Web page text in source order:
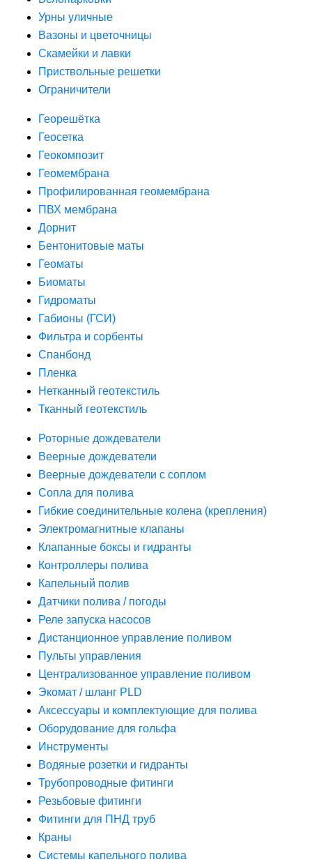
Урны уличные
Вазоны и цветочницы
Скамейки и лавки
Приствольные решетки
Ограничители
Георешётка
Геосетка
Геокомпозит
Геомембрана
Профилированная геомембрана
ПВХ мембрана
Дорнит
Бентонитовые маты
Геоматы
Биоматы
Гидроматы
Габионы (ГСИ)
Фильтра и сорбенты
Спанбонд
Пленка
Нетканный геотекстиль
Тканный геотекстиль
Роторные дождеватели
Веерные дождеватели
Веерные дождеватели с соплом
Сопла для полива
Гибкие соединительные колена (крепления)
Электромагнитные клапаны
Клапанные боксы и гидранты
Контроллеры полива
Капельный полив
Датчики полива / погоды
Реле запуска насосов
Дистанционное управление поливом
Пульты управления
Централизованное управление поливом
Экомат / шланг PLD
Аксессуары и комплектующие для полива
Оборудование для гольфа
Инструменты
Водяные розетки и гидранты
Трубопроводные фитинги
Резьбовые фитинги
Фитинги для ПНД труб
Краны
Системы капельного полива